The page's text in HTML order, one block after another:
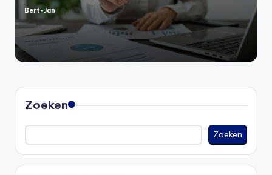
Geplaatst
door
Bert-Jan
Zoeken
Zoeken